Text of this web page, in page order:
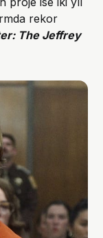
rekor
The Jeffrey